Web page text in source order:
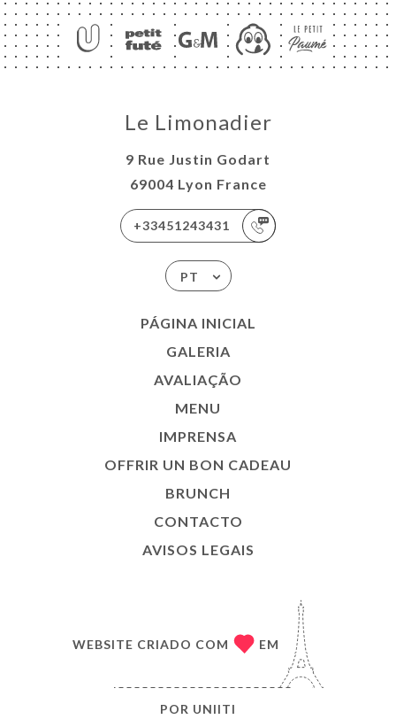
Le Limonadier
9 Rue Justin Godart
69004 Lyon France
+33451243431
PT
PÁGINA INICIAL
GALERIA
AVALIAÇÃO
MENU
IMPRENSA
OFFRIR UN BON CADEAU
BRUNCH
CONTACTO
AVISOS LEGAIS
WEBSITE CRIADO COM EM
POR UNIITI